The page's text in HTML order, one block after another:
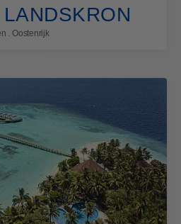
. Oostenrijk